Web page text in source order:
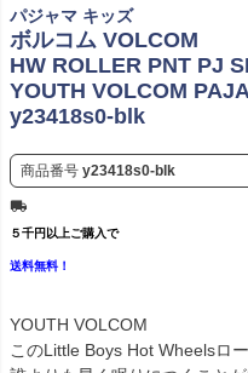
パジャマ キッズ
ボルコム VOLCOM
HW ROLLER PNT PJ
YOUTH VOLCOM
y23418s0-blk
商品番号 y23418s0-blk
５千円以上ご購入で
送料無料！
YOUTH VOLCOM
このLittle Boys Hot Wheelsロ